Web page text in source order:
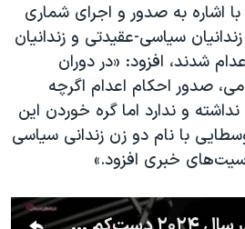
با اشاره به صدور و اجرای شماری
سیاسی-عقیدتی و زندانیان
شدند، افزود: «در دوران
صدور احکام اعدام اگرچه
و ندارد اما گره خوردن این
با نام دو زن زندانی سیاسی
خبری افزود.»